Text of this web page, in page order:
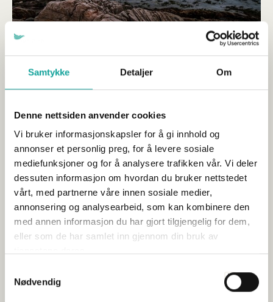
Samtykke Detaljer Om
Denne nettsiden anvender cookies
Vi bruker informasjonskapsler for å gi innhold og
annonser et personlig preg, for å levere sosiale
mediefunksjoner og for å analysere trafikken vår. Vi deler
dessuten informasjon om hvordan du bruker nettstedet
vårt, med partnerne våre innen sosiale medier,
annonsering og analysearbeid, som kan kombinere den
med annen informasjon du har gjort tilgjengelig for dem,
eller som de har samlet inn gjennom din bruk av
Nødvendig
Tariffoppgjøret 2026 – nye satser
helligdagsgodtgjørelse
Publisert 06.07.2026
Sjømat Norge Organisasjon og arbeidsliv
De nye satsene for helligdagsgodtgjørelse i
Fiskeindustrioverenskomsten (B-ordningen): Vedlagt følger de
nye satsene for helligdagsgodtgjørelse og trekkbeløpene...